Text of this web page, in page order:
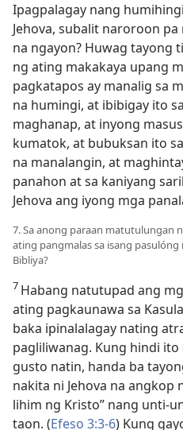
Ipagpalagay nang
Jehova, subalit naroroon
na ngayon? Huwag tayong
ng ating makakaya upang
pagkatapos ay manalig sa
na humingi, at ibibigay ito
maghanap, at inyong
kumatok, at bubuksan ito
na manalangin, at
panahon at sa kaniyang
Jehova ang iyong mga
7. Sa anong paraan matutulungan
ating pangmalas sa isang
Bibliya?
7 Habang natutupad ang
ating pagkaunawa sa
baka ipinalalagay nating
pagliliwanag. Kung hindi
gusto natin, handa ba
nakita ni Jehova na angkop
lihim ng Kristo” nang unti-
taon. (Efeso 3:3-6) Kung